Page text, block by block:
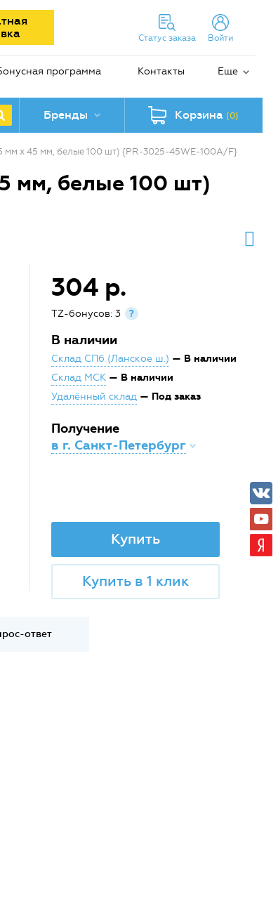
Статус заказа Войти
программа Контакты Еще
Бренды Корзина (0)
мм х 45 мм, белые 100 шт) {PR-3025-45WE-100A/F}
мм, белые 100 шт)
304 р.
TZ-бонусов: 3 ?
В наличии
Склад СПб (Ланское ш.) — В наличии
Склад МСК — В наличии
Удалённый склад — Под заказ
Получение
в г. Санкт-Петербург
Купить
Купить в 1 клик
ответ